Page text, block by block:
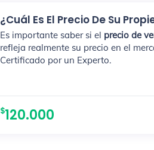
¿Cuál Es El Precio De Su
Es importante saber si el precio de
refleja realmente su precio en el
Certificado por un Experto.
120.000